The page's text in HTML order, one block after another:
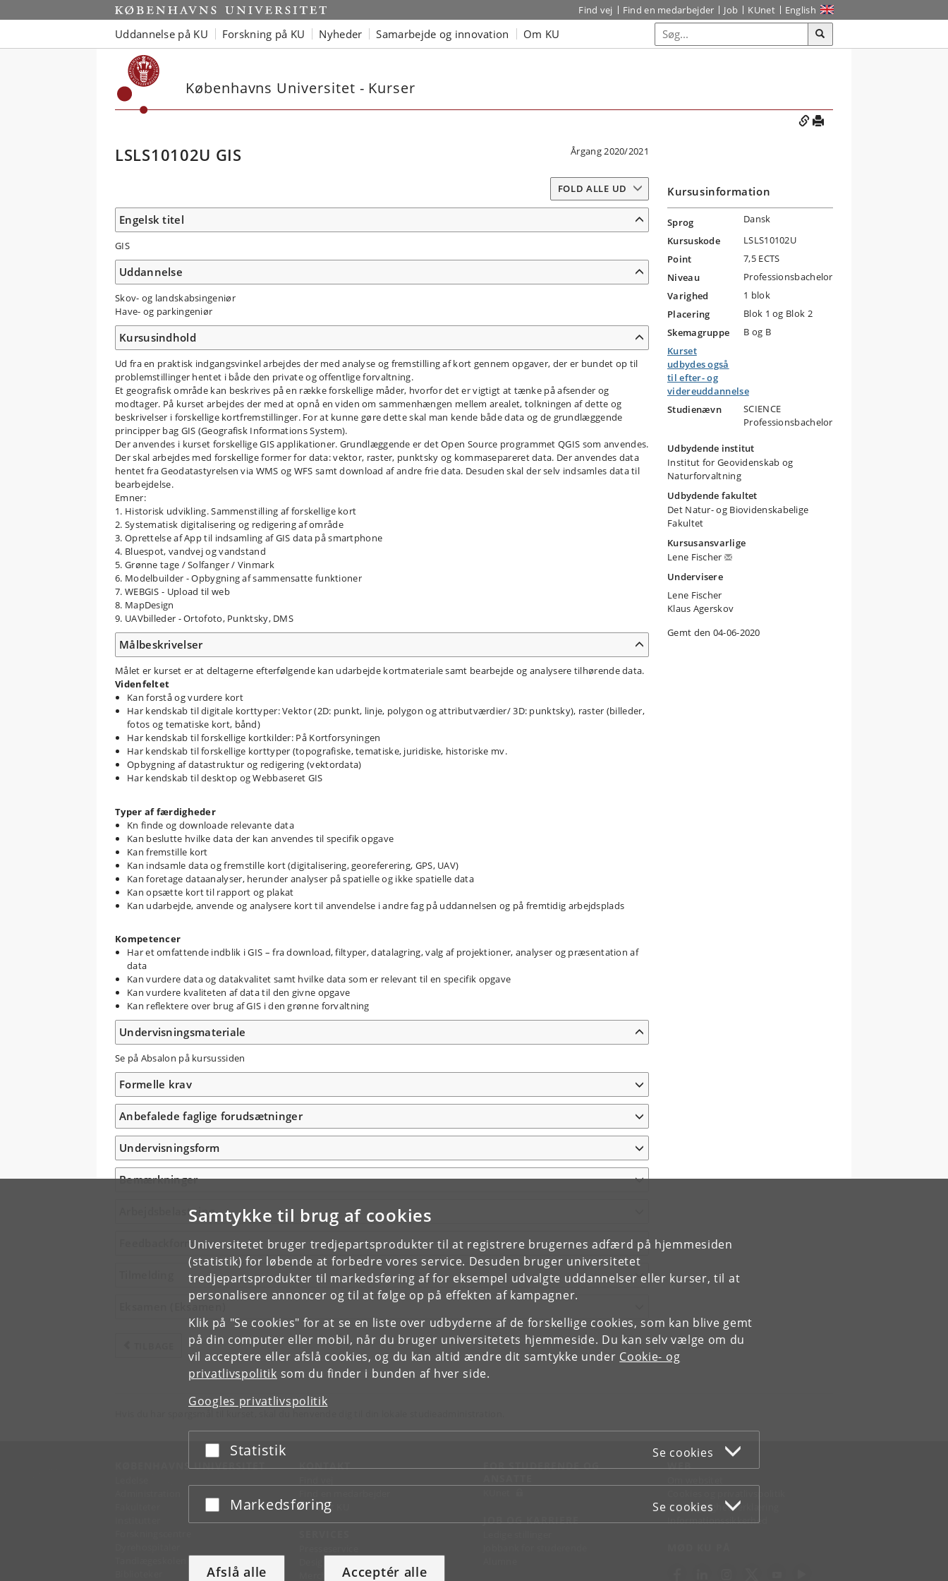
Samtykke til brug af cookies
Universitetet bruger tredjepartsprodukter til at registrere brugernes adfærd på hjemmesiden
(statistik) for løbende at forbedre vores service. Desuden bruger universitetet
tredjepartsprodukter til markedsføring af for eksempel udvalgte uddannelser eller kurser, til at
personalisere annoncer og til at følge op på effekten af kampagner.
Klik på "Se cookies" for at se en liste over udbyderne af de forskellige cookies, som kan blive gemt
på din computer eller mobil, når du bruger universitetets hjemmeside. Du kan selv vælge om du
vil acceptere eller afslå cookies, og du kan altid ændre dit samtykke under Cookie- og
privatlivspolitik som du finder i bunden af hver side.
Googles privatlivspolitik
Acceptér eller afslå
Statistik Se cookies
Acceptér eller afslå
Markedsføring Se cookies
Afslå alle Acceptér alle
Find vej Find en medarbejder Job KUnet English
Uddannelse på KU Forskning på KU Nyheder Samarbejde og innovation Om KU
Københavns Universitet - Kurser
LSLS10102U GIS Årgang 2020/2021
FOLD ALLE UD
Engelsk titel
GIS
Uddannelse
Skov- og landskabsingeniør
Have- og parkingeniør
Kursusindhold
Ud fra en praktisk indgangsvinkel arbejdes der med analyse og fremstilling af kort gennem opgaver, der er bundet op til
problemstillinger hentet i både den private og offentlige forvaltning.
Et geografisk område kan beskrives på en række forskellige måder, hvorfor det er vigtigt at tænke på afsender og
modtager. På kurset arbejdes der med at opnå en viden om sammenhængen mellem arealet, tolkningen af dette og
beskrivelser i forskellige kortfremstillinger. For at kunne gøre dette skal man kende både data og de grundlæggende
principper bag GIS (Geografisk Informations System).
Der anvendes i kurset forskellige GIS applikationer. Grundlæggende er det Open Source programmet QGIS som anvendes.
Der skal arbejdes med forskellige former for data: vektor, raster, punktsky og kommasepareret data. Der anvendes data
hentet fra Geodatastyrelsen via WMS og WFS samt download af andre frie data. Desuden skal der selv indsamles data til
bearbejdelse.
Emner:
1. Historisk udvikling. Sammenstilling af forskellige kort
2. Systematisk digitalisering og redigering af område
3. Oprettelse af App til indsamling af GIS data på smartphone
4. Bluespot, vandvej og vandstand
5. Grønne tage / Solfanger / Vinmark
6. Modelbuilder - Opbygning af sammensatte funktioner
7. WEBGIS - Upload til web
8. MapDesign
9. UAVbilleder - Ortofoto, Punktsky, DMS
Målbeskrivelser
Målet er kurset er at deltagerne efterfølgende kan udarbejde kortmateriale samt bearbejde og analysere tilhørende data.
Videnfeltet
Kan forstå og vurdere kort
Har kendskab til digitale korttyper: Vektor (2D: punkt, linje, polygon og attributværdier/ 3D: punktsky), raster (billeder,
fotos og tematiske kort, bånd)
Har kendskab til forskellige kortkilder: På Kortforsyningen
Har kendskab til forskellige korttyper (topografiske, tematiske, juridiske, historiske mv.
Opbygning af datastruktur og redigering (vektordata)
Har kendskab til desktop og Webbaseret GIS
Typer af færdigheder
Kn finde og downloade relevante data
Kan beslutte hvilke data der kan anvendes til specifik opgave
Kan fremstille kort
Kan indsamle data og fremstille kort (digitalisering, georeferering, GPS, UAV)
Kan foretage dataanalyser, herunder analyser på spatielle og ikke spatielle data
Kan opsætte kort til rapport og plakat
Kan udarbejde, anvende og analysere kort til anvendelse i andre fag på uddannelsen og på fremtidig arbejdsplads
Kompetencer
Har et omfattende indblik i GIS – fra download, filtyper, datalagring, valg af projektioner, analyser og præsentation af
data
Kan vurdere data og datakvalitet samt hvilke data som er relevant til en specifik opgave
Kan vurdere kvaliteten af data til den givne opgave
Kan reflektere over brug af GIS i den grønne forvaltning
Undervisningsmateriale
Se på Absalon på kursussiden
Formelle krav
Anbefalede faglige forudsætninger
Undervisningsform
Bemærkninger
Arbejdsbelastning
Feedbackform
Eksamen (Eksamen)
Kursusinformation
Sprog
Dansk
Kursuskode
LSLS10102U
Point
7,5 ECTS
Niveau
Professionsbachelor
Varighed
1 blok
Placering
Blok 1 og Blok 2
Skemagruppe
B og B
Kurset
udbydes også
til efter- og
videreuddannelse
Studienævn
SCIENCE
Professionsbachelor
Udbydende institut
Institut for Geovidenskab og
Naturforvaltning
Udbydende fakultet
Det Natur- og Biovidenskabelige
Fakultet
Kursusansvarlige
Lene Fischer
Undervisere
Lene Fischer
Klaus Agerskov
Gemt den 04-06-2020
KØBENHAVNS UNIVERSITET KONTAKT
Kontakt KU
Merchandise
FOR STUDERENDE OG
JOB OG KARRIERE
WEB
Tilgængelighedserklæring
Informationssikkerhed